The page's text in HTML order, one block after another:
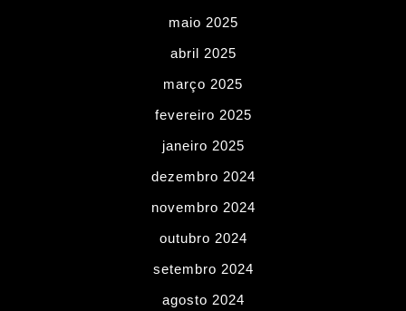
maio 2025
abril 2025
março 2025
fevereiro 2025
janeiro 2025
dezembro 2024
novembro 2024
outubro 2024
setembro 2024
agosto 2024